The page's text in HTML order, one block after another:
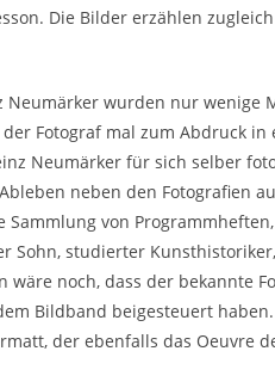
Die Bilder erzählen
Neumärker wurden nur wenige
Fotograf mal zum Abdruck
Neumärker für sich selber
neben den Fotografien
von
Sohn, studierter
wäre noch, dass der bekannte
Bildband beigesteuert
der ebenfalls das Oeuvre